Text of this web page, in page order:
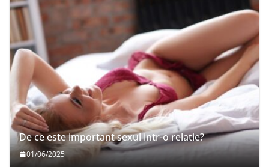
De ce este important sexul intr-o relatie?
01/06/2025